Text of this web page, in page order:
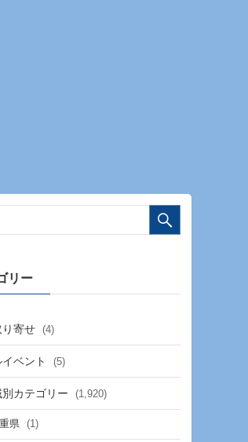
リー
り寄せ (4)
ベント (5)
カテゴリー (1,920)
県 (1)